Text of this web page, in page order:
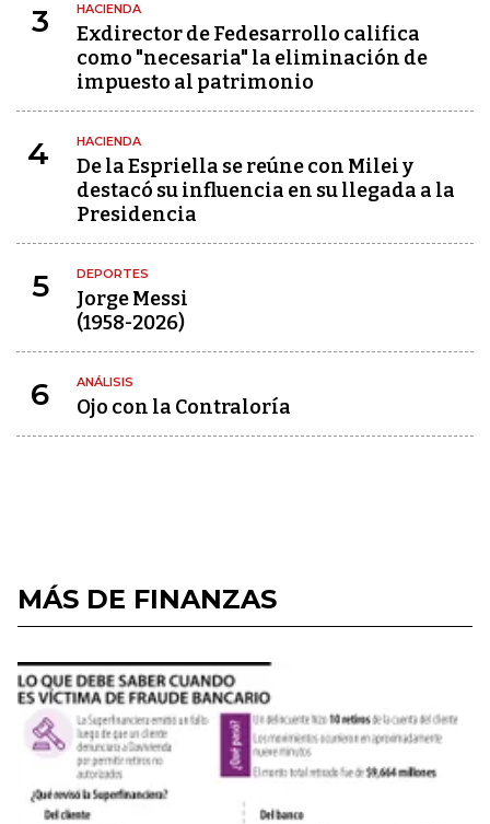
3 HACIENDA
Exdirector de Fedesarrollo califica
como "necesaria" la eliminación de
impuesto al patrimonio
4 HACIENDA
De la Espriella se reúne con Milei y
destacó su influencia en su llegada a la
Presidencia
5 DEPORTES
Jorge Messi
(1958-2026)
6 ANÁLISIS
Ojo con la Contraloría
MÁS DE FINANZAS